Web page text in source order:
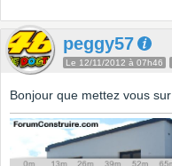
peggy57
Le 12/11/2012 à 07h46
Bonjour que mettez vous